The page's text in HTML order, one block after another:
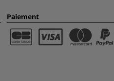
Paiement